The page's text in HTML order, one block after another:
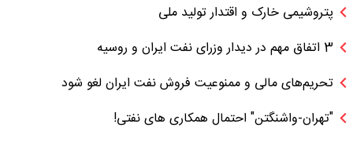
پتروشیمی خارک و اقتدار تولید ملی
3 اتفاق مهم در دیدار وزرای نفت ایران و روسیه
تحریم‌های مالی و ممنوعیت فروش نفت ایران لغو شود
"تهران-واشنگتن" احتمال همکاری های نفتی!